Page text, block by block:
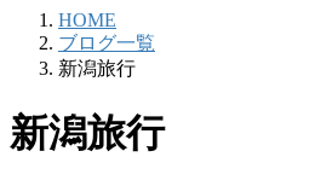
HOME
ブログ一覧
新潟旅行
新潟旅行